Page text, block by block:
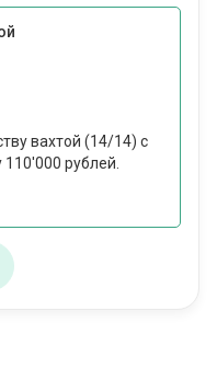
вахтой (14/14) с
рублей.